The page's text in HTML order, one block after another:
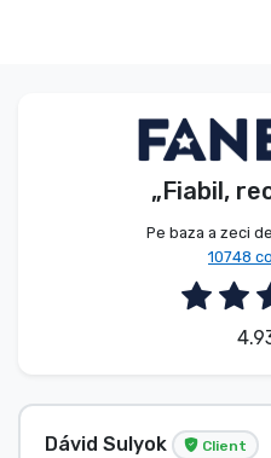
„Fiabil,
Pe baza a zeci
10748
Dávid Sulyok Client